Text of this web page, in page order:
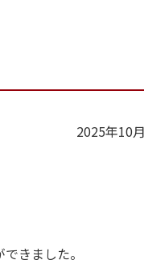
2025年10
きました。